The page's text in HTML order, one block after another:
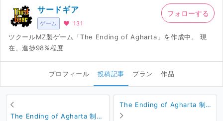
ゲーム
サードギア
131
ツクールMZ製ゲーム「The Ending of Agharta」を作成中。 現
在、進捗98%程度
フォローする
プロフィール 投稿記事 プラン 作品
The Ending of Agharta 制作
The Ending of Agharta 制作